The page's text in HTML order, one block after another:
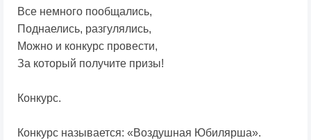
Все немного пообщались,
Поднаелись, разгулялись,
Можно и конкурс провести,
За который получите призы!
Конкурс.
Конкурс называется: «Воздушная Юбилярша».